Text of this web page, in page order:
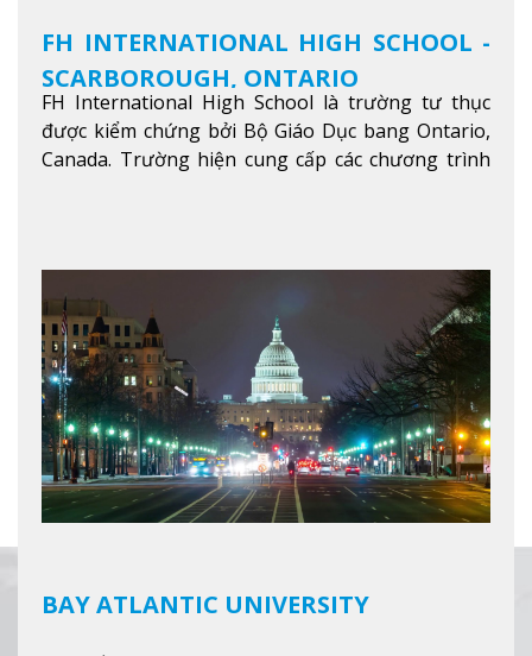
FH INTERNATIONAL HIGH SCHOOL -
SCARBOROUGH, ONTARIO
FH International High School là trường tư thục
được kiểm chứng bởi Bộ Giáo Dục bang Ontario,
Canada. Trường hiện cung cấp các chương trình
nhanh chóng môi trường học tại Canada.Xem
thêm
BAY ATLANTIC UNIVERSITY